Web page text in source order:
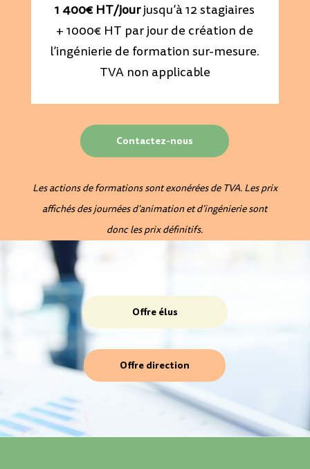
1 400€ HT/jourjusqu’à 12 stagiaires
+ 1000€ HT par jour de création de
l’ingénierie de formation sur-mesure.
TVA non applicable
Contactez-nous
Les actions de formations sont exonérées de TVA. Les prix
affichés des journées d’animation et d’ingénierie sont
donc les prix définitifs.
Offre élus
Offre direction